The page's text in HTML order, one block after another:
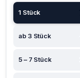
1 Stück
ab 3 Stück
5 – 7 Stück